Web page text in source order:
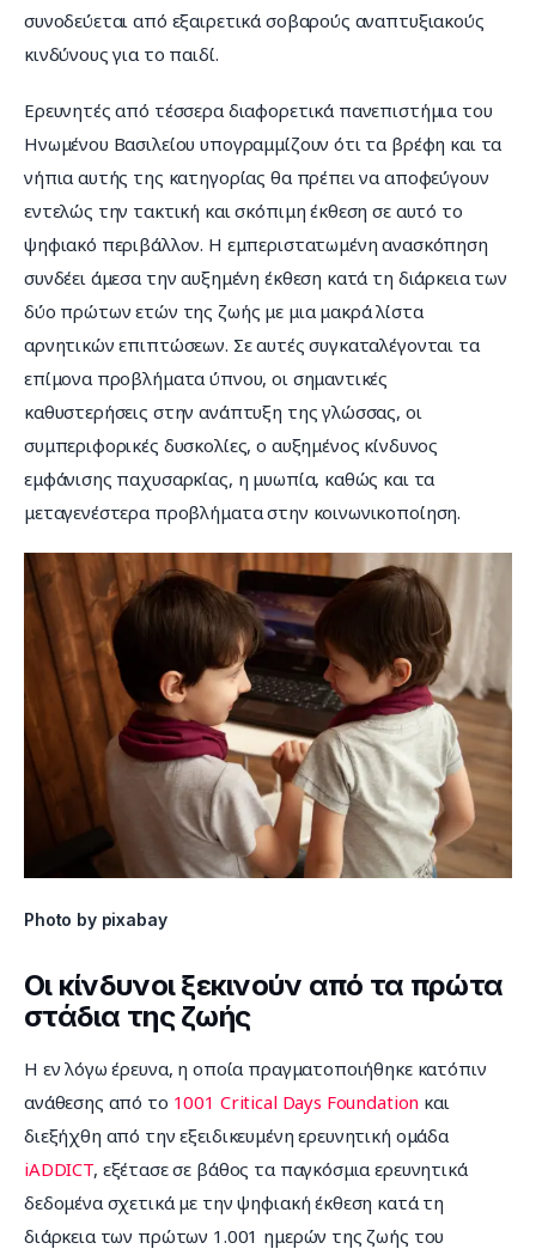
συνοδεύεται από εξαιρετικά σοβαρούς αναπτυξιακούς
κινδύνους για το παιδί.
Ερευνητές από τέσσερα διαφορετικά πανεπιστήμια του
Ηνωμένου Βασιλείου υπογραμμίζουν ότι τα βρέφη και τα
νήπια αυτής της κατηγορίας θα πρέπει να αποφεύγουν
εντελώς την τακτική και σκόπιμη έκθεση σε αυτό το
ψηφιακό περιβάλλον. Η εμπεριστατωμένη ανασκόπηση
συνδέει άμεσα την αυξημένη έκθεση κατά τη διάρκεια των
δύο πρώτων ετών της ζωής με μια μακρά λίστα
αρνητικών επιπτώσεων. Σε αυτές συγκαταλέγονται τα
επίμονα προβλήματα ύπνου, οι σημαντικές
καθυστερήσεις στην ανάπτυξη της γλώσσας, οι
συμπεριφορικές δυσκολίες, ο αυξημένος κίνδυνος
εμφάνισης παχυσαρκίας, η μυωπία, καθώς και τα
μεταγενέστερα προβλήματα στην κοινωνικοποίηση.
Photo by pixabay
Οι κίνδυνοι ξεκινούν από τα πρώτα
στάδια της ζωής
Η εν λόγω έρευνα, η οποία πραγματοποιήθηκε κατόπιν
ανάθεσης από το 1001 Critical Days Foundation και
διεξήχθη από την εξειδικευμένη ερευνητική ομάδα
iADDICT, εξέτασε σε βάθος τα παγκόσμια ερευνητικά
δεδομένα σχετικά με την ψηφιακή έκθεση κατά τη
διάρκεια των πρώτων 1.001 ημερών της ζωής του